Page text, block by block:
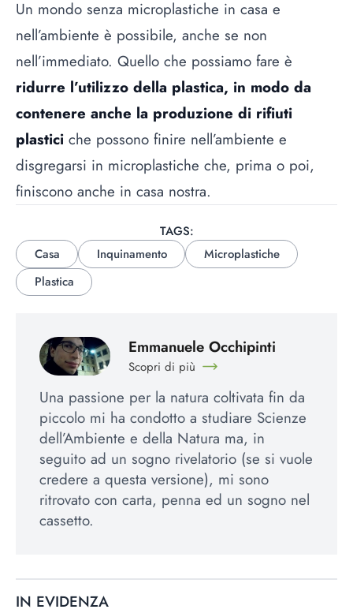
Un mondo senza microplastiche in casa e
nell’ambiente è possibile, anche se non
nell’immediato. Quello che possiamo fare è
ridurre l’utilizzo della plastica, in modo da
contenere anche la produzione di rifiuti
plastici che possono finire nell’ambiente e
disgregarsi in microplastiche che, prima o poi,
finiscono anche in casa nostra.
TAGS:
Casa
Inquinamento
Microplastiche
Plastica
Emmanuele Occhipinti
Scopri di più
Una passione per la natura coltivata fin da
piccolo mi ha condotto a studiare Scienze
dell’Ambiente e della Natura ma, in
seguito ad un sogno rivelatorio (se si vuole
credere a questa versione), mi sono
ritrovato con carta, penna ed un sogno nel
cassetto.
IN EVIDENZA